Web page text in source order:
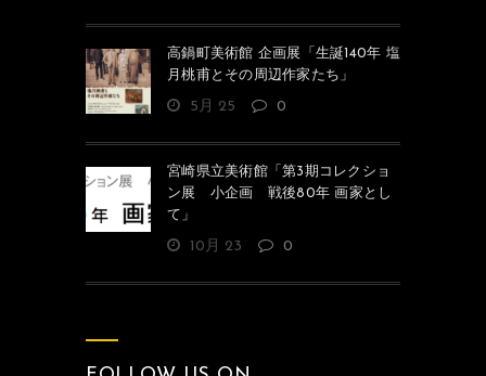
高鍋町美術館 企画展「生誕140年 塩
月桃甫とその周辺作家たち」
5月 25 0
宮崎県立美術館「第3期コレクショ
ン展 小企画 戦後80年 画家とし
て」
10月 23 0